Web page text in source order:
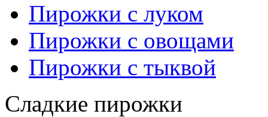
Пирожки с луком
Пирожки с овощами
Пирожки с тыквой
Сладкие пирожки